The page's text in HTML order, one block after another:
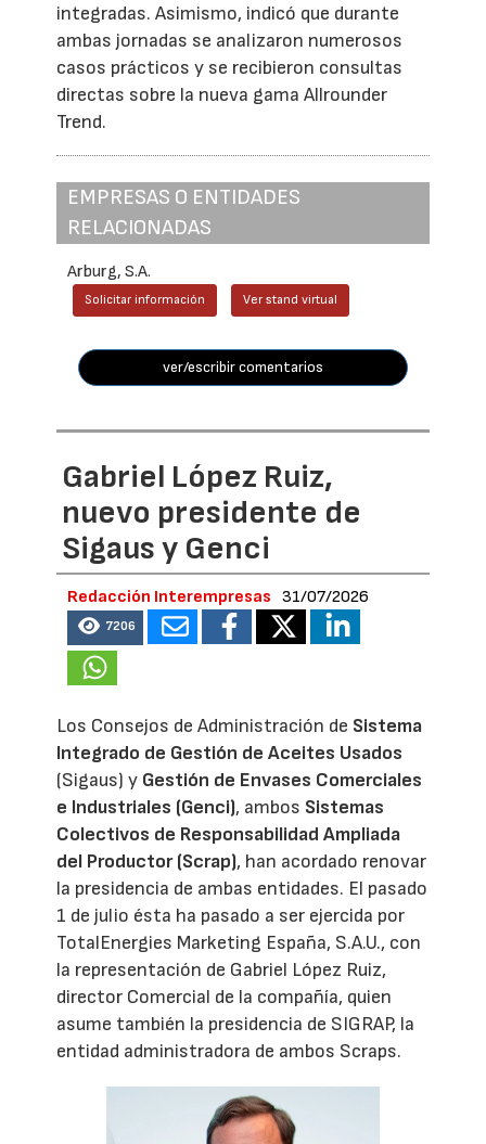
integradas. Asimismo, indicó que durante
ambas jornadas se analizaron numerosos
casos prácticos y se recibieron consultas
directas sobre la nueva gama Allrounder
Trend.
EMPRESAS O ENTIDADES
RELACIONADAS
Arburg, S.A.
Solicitar información Ver stand virtual
ver/escribir comentarios
Gabriel López Ruiz,
nuevo presidente de
Sigaus y Genci
Redacción Interempresas 31/07/2026
7206
Los Consejos de Administración de Sistema
Integrado de Gestión de Aceites Usados
(Sigaus) y Gestión de Envases Comerciales
e Industriales (Genci), ambos Sistemas
Colectivos de Responsabilidad Ampliada
del Productor (Scrap), han acordado renovar
la presidencia de ambas entidades. El pasado
1 de julio ésta ha pasado a ser ejercida por
TotalEnergies Marketing España, S.A.U., con
la representación de Gabriel López Ruiz,
director Comercial de la compañía, quien
asume también la presidencia de SIGRAP, la
entidad administradora de ambos Scraps.